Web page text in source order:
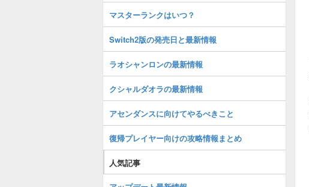
マスターランクはいつ？
Switch2版の発売日と最新情報
ラオシャンロンの最新情報
クシャルダオラの最新情報
アセンダンスに向けてやるべきこと
復帰プレイヤー向けの攻略情報まとめ
人気記事